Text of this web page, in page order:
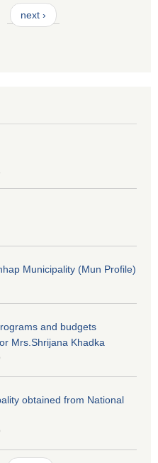
next ›
Municipality (Mun Profile)
and budgets
Mrs.Shrijana Khadka
obtained from National